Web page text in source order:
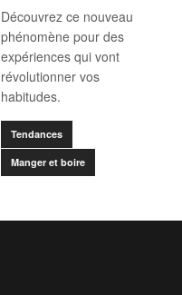
Découvrez ce nouveau
phénomène pour des
expériences qui vont
révolutionner vos
habitudes.
Tendances
Manger et boire